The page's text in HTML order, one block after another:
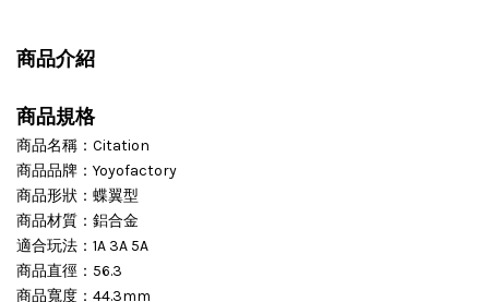
商品介紹
商品規格
商品名稱：Citation
商品品牌：Yoyofactory
商品形狀：蝶翼型
商品材質：鋁合金
適合玩法：1A 3A 5A
商品直徑：56.3
商品寬度：44.3mm